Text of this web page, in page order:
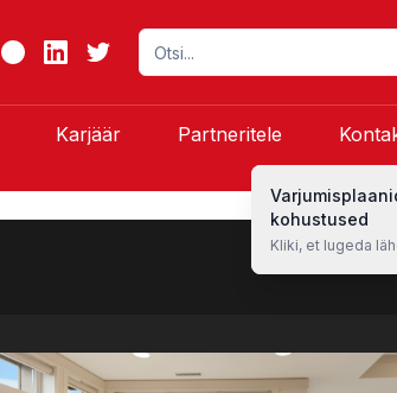
Karjäär Partneritele
kohustused
Kliki, et lugeda